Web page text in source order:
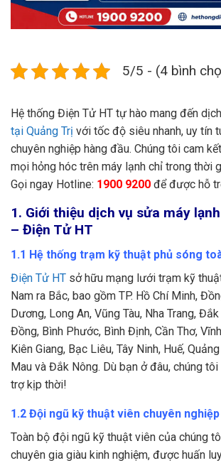
5/5 - (4 bình
Hệ thống Điện Tử HT tự hào mang đến
tại Quảng Trị với tốc độ siêu nhanh, uy tín
chuyên nghiệp hàng đầu. Chúng tôi cam
mọi hỏng hóc trên máy lạnh chỉ trong thời
Gọi ngay Hotline: 1900 9200 để được hỗ
1. Giới thiệu dịch vụ sửa máy
– Điện Tử HT
1.1 Hệ thống trạm kỹ thuật phủ sóng
Điện Tử HT sở hữu mạng lưới trạm kỹ
Nam ra Bắc, bao gồm TP. Hồ Chí Minh,
Dương, Long An, Vũng Tàu, Nha Trang,
Đồng, Bình Phước, Bình Định, Cần Thơ,
Kiên Giang, Bạc Liêu, Tây Ninh, Huế,
Mau và Đắk Nông. Dù bạn ở đâu, chúng
trợ kịp thời!
1.2 Đội ngũ kỹ thuật viên chuyên
Toàn bộ đội ngũ kỹ thuật viên của chúng
chuyên gia giàu kinh nghiệm, được huấn